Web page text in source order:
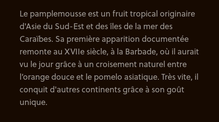
Le pamplemousse est un fruit tropical originaire
d'Asie du Sud-Est et des îles de la mer des
Caraïbes. Sa première apparition documentée
remonte au XVIIe siècle, à la Barbade, où il aurait
vu le jour grâce à un croisement naturel entre
l’orange douce et le pomelo asiatique. Très vite, il
conquit d'autres continents grâce à son goût
unique.